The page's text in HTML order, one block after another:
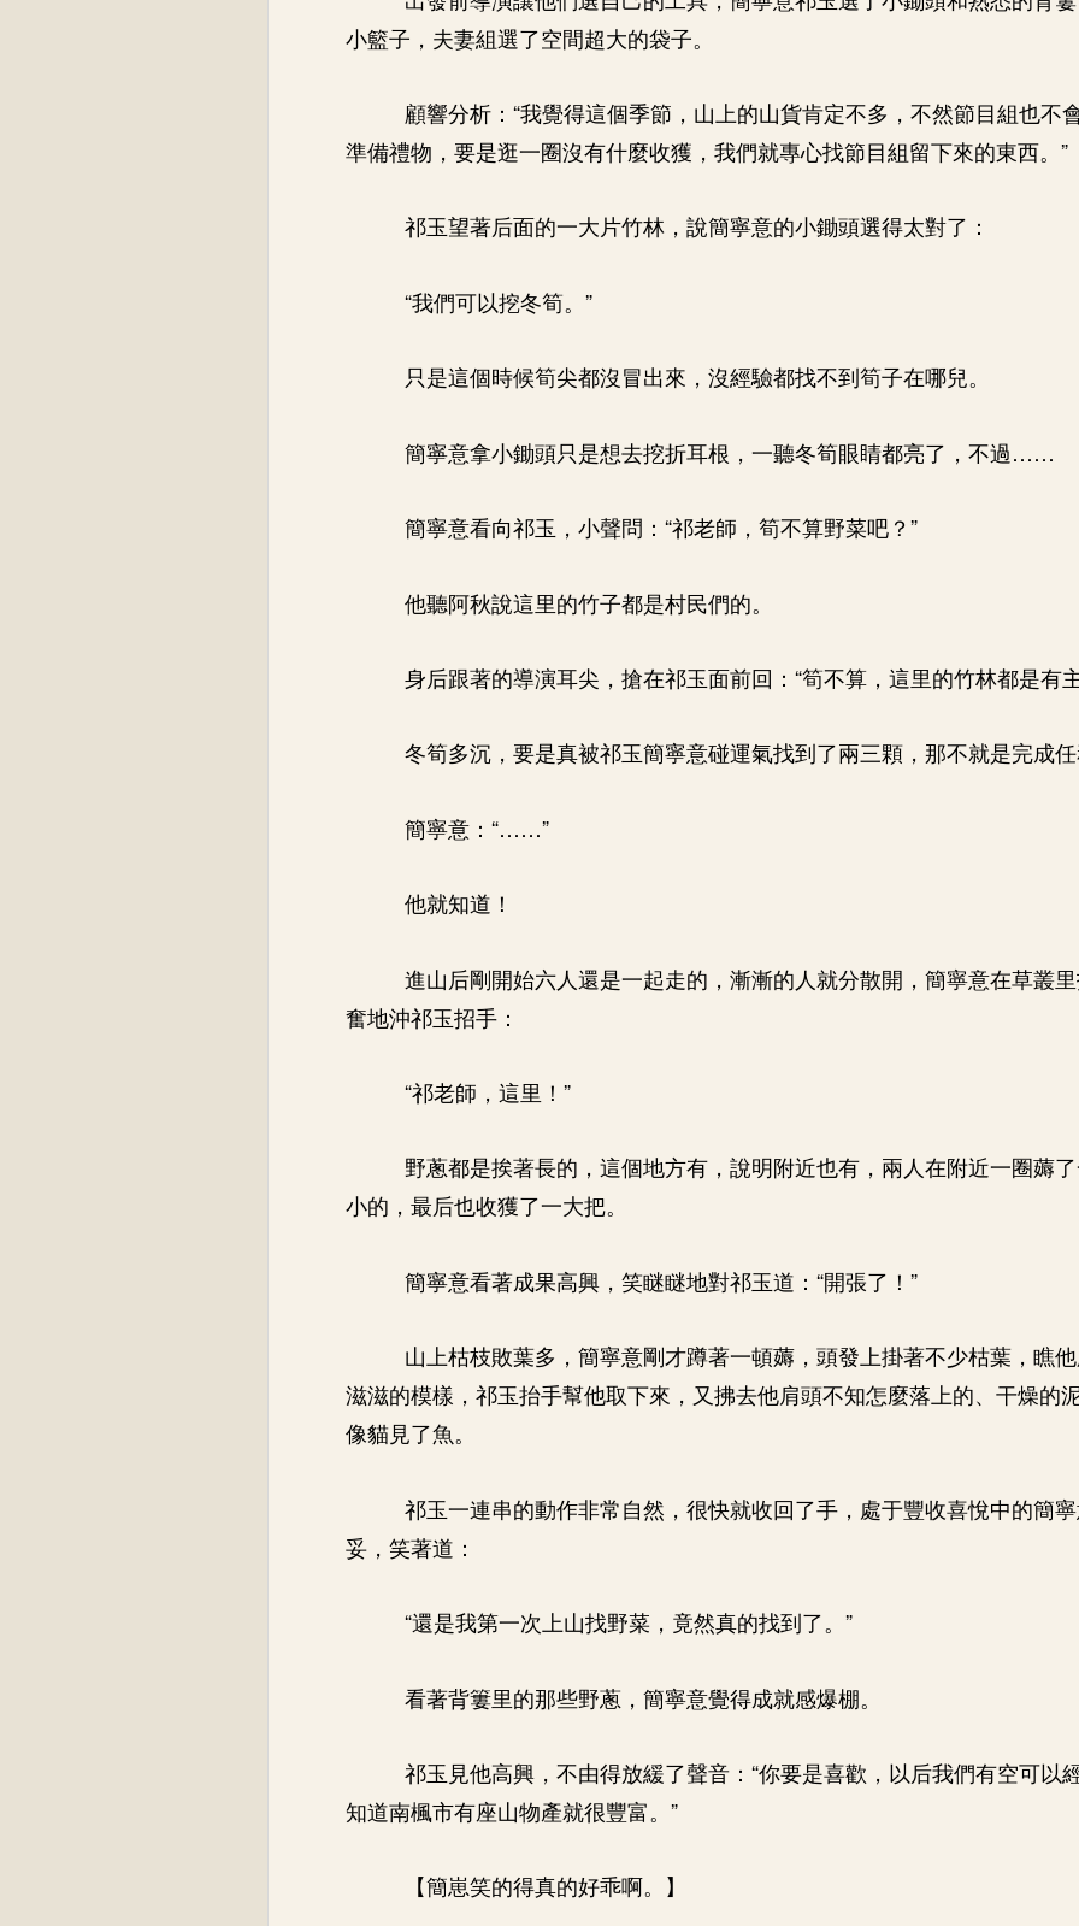
小籃子，夫妻組選了空間超大的袋子。
顧響分析：“我覺得這個季節，山上的山貨肯定不多，不然節目組也不
準備禮物，要是逛一圈沒有什麼收獲，我們就專心找節目組留下來的東西。”
祁玉望著后面的一大片竹林，說簡寧意的小鋤頭選得太對了：
“我們可以挖冬筍。”
只是這個時候筍尖都沒冒出來，沒經驗都找不到筍子在哪兒。
簡寧意拿小鋤頭只是想去挖折耳根，一聽冬筍眼睛都亮了，不過……
簡寧意看向祁玉，小聲問：“祁老師，筍不算野菜吧？”
他聽阿秋說這里的竹子都是村民們的。
身后跟著的導演耳尖，搶在祁玉面前回：“筍不算，這里的竹林都是有
冬筍多沉，要是真被祁玉簡寧意碰運氣找到了兩三顆，那不就是完成任
簡寧意：“……”
他就知道！
進山后剛開始六人還是一起走的，漸漸的人就分散開，簡寧意在草叢
奮地沖祁玉招手：
“祁老師，這里！”
野蔥都是挨著長的，這個地方有，說明附近也有，兩人在附近一圈薅
小的，最后也收獲了一大把。
簡寧意看著成果高興，笑瞇瞇地對祁玉道：“開張了！”
山上枯枝敗葉多，簡寧意剛才蹲著一頓薅，頭發上掛著不少枯葉，瞧
滋滋的模樣，祁玉抬手幫他取下來，又拂去他肩頭不知怎麼落上的、干燥的
像貓見了魚。
祁玉一連串的動作非常自然，很快就收回了手，處于豐收喜悅中的簡
妥，笑著道：
“還是我第一次上山找野菜，竟然真的找到了。”
看著背簍里的那些野蔥，簡寧意覺得成就感爆棚。
祁玉見他高興，不由得放緩了聲音：“你要是喜歡，以后我們有空可以
知道南楓市有座山物產就很豐富。”
【簡崽笑的得真的好乖啊。】